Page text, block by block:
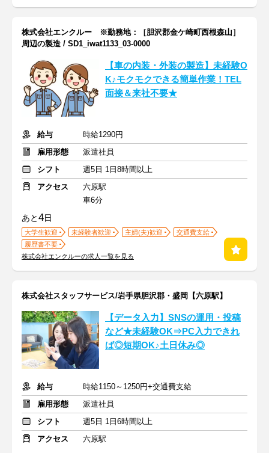
株式会社エンクルー ※勤務地：［胆沢郡金ケ崎町西根森山］
周辺の製造 / SD1_iwat1133_03-0000
【車の内装・外装の製造】未経験O
K♪モクモクできる簡単作業！TEL
面接＆来社不要★
給与
時給1290円
雇用形態
派遣社員
シフト
週5日 1日8時間以上
アクセス
六原駅
車6分
あと4日
大学生歓迎 未経験者歓迎 主婦(夫)歓迎
交通費支給
履歴書不要
株式会社エンクルーの求人一覧を見る
株式会社スタッフサービス/岩手県胆沢郡・盛岡【六原駅】
【データ入力】SNSの運用・投稿
など★未経験OK⇒PC入力できれ
ば◎短期OK♪土日休み◎
給与
時給1150～1250円+交通費支給
雇用形態
派遣社員
シフト
週5日 1日6時間以上
アクセス
六原駅